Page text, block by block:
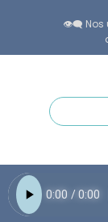
👁️‍🗨️ Nos